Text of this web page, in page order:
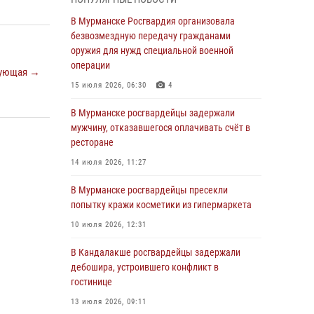
→
пресекли утренний дебош в баре на улице
Карла Маркса
04 августа 2026, 08:54
Морской отряд Северо - Западного округа
образования
03 августа 2026, 12:23 4
дебошира на автозаправочной станции
03 августа 2026, 09:12
Сотрудники Росгвардии провели инструктаж
по антитеррористической защищенности для
В Мурманске Росгвардия организовала
безвозмездную передачу гражданами
оружия для нужд специальной военной
операции
15 июля 2026, 06:30 4
В Мурманске росгвардейцы задержали
мужчину, отказавшегося оплачивать счёт в
ресторане
14 июля 2026, 11:27
В Мурманске росгвардейцы пресекли
попытку кражи косметики из гипермаркета
10 июля 2026, 12:31
В Кандалакше росгвардейцы задержали
дебошира, устроившего конфликт в
гостинице
13 июля 2026, 09:11